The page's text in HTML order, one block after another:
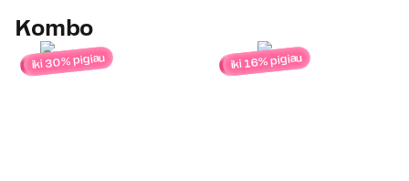
Kombo
iki 30% pigiau iki 16% pigiau